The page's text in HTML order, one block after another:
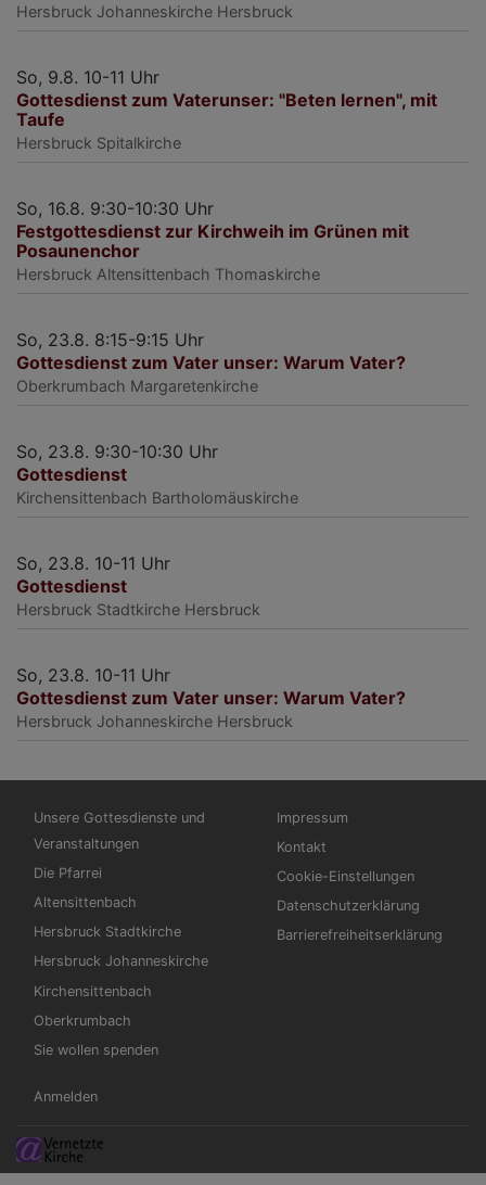
Hersbruck Johanneskirche Hersbruck
So, 9.8. 10-11 Uhr
Gottesdienst zum Vaterunser: "Beten lernen", mit
Taufe
Hersbruck Spitalkirche
So, 16.8. 9:30-10:30 Uhr
Festgottesdienst zur Kirchweih im Grünen mit
Posaunenchor
Hersbruck Altensittenbach Thomaskirche
So, 23.8. 8:15-9:15 Uhr
Gottesdienst zum Vater unser: Warum Vater?
Oberkrumbach Margaretenkirche
So, 23.8. 9:30-10:30 Uhr
Gottesdienst
Kirchensittenbach Bartholomäuskirche
So, 23.8. 10-11 Uhr
Gottesdienst
Hersbruck Stadtkirche Hersbruck
So, 23.8. 10-11 Uhr
Gottesdienst zum Vater unser: Warum Vater?
Hersbruck Johanneskirche Hersbruck
Hauptnavigation
Unsere Gottesdienste und
Veranstaltungen
Die Pfarrei
Altensittenbach
Hersbruck Stadtkirche
Hersbruck Johanneskirche
Kirchensittenbach
Oberkrumbach
Sie wollen spenden
Fußbereichsmenü
Impressum
Kontakt
Cookie-Einstellungen
Datenschutzerklärung
Barrierefreiheitserklärung
Benutzermenü
Anmelden